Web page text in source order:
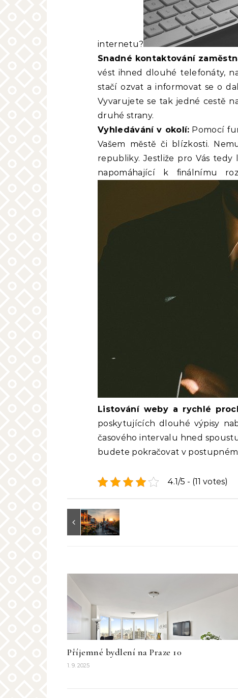
internetu?
Snadné kontaktování
vést ihned dlouhé telefonáty,
stačí ozvat a informovat se o
Vyvarujete se tak jedné cestě
druhé strany.
Vyhledávání v okolí: Pomocí
Vašem městě či blízkosti.
republiky. Jestliže pro Vás
napomáhající k finálnímu
Listování weby a rychlé
poskytujících dlouhé výpisy
časového intervalu hned
budete pokračovat v
4.1/5 - (11 votes)
Příjemné bydlení na Praze 10
1. 9. 2025